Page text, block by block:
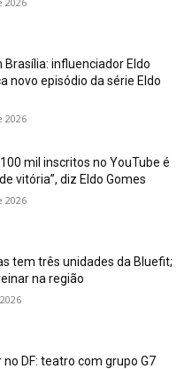
Brasília: influenciador Eldo
novo episódio da série Eldo
2026
mil inscritos no YouTube é
vitória”, diz Eldo Gomes
2026
tem três unidades da Bluefit;
na região
DF: teatro com grupo G7